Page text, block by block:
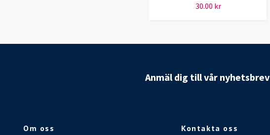
30.00 kr
Anmäl dig till vår nyhetsbrev
Om oss Kontakta oss